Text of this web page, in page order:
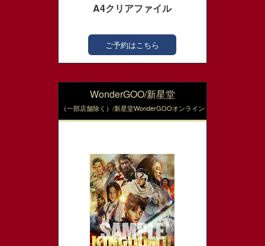
A4クリアファイル
ご予約はこちら
WonderGOO/新星堂
（一部店舗除く）/新星堂WonderGOOオンライン